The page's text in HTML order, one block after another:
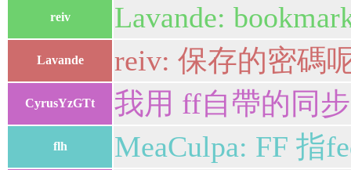
reiv Lavande:
Lavande reiv: 保存的密碼
CyrusYzGTt 我用 ff自帶的同步
flh MeaCulpa: FF 指